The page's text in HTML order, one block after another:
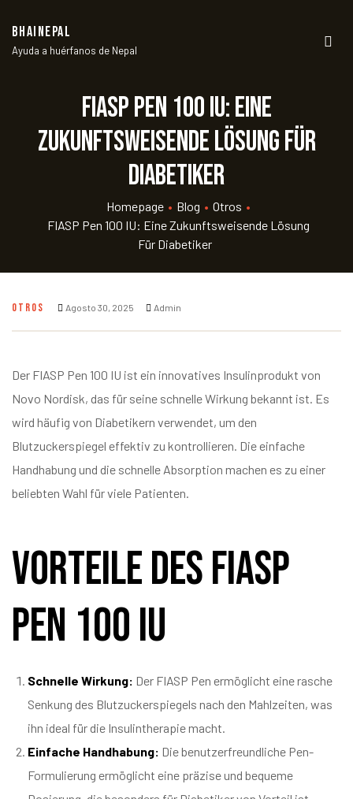
BHAINEPAL
Ayuda a huérfanos de Nepal
FIASP Pen 100 IU: Eine
zukunftsweisende Lösung für
Diabetiker
Homepage • Blog • Otros •
FIASP Pen 100 IU: Eine Zukunftsweisende Lösung
Für Diabetiker
OTROS Agosto 30, 2025 Admin
Der FIASP Pen 100 IU ist ein innovatives Insulinprodukt von
Novo Nordisk, das für seine schnelle Wirkung bekannt ist. Es
wird häufig von Diabetikern verwendet, um den
Blutzuckerspiegel effektiv zu kontrollieren. Die einfache
Handhabung und die schnelle Absorption machen es zu einer
beliebten Wahl für viele Patienten.
Vorteile des FIASP
Pen 100 IU
Schnelle Wirkung: Der FIASP Pen ermöglicht eine rasche
Senkung des Blutzuckerspiegels nach den Mahlzeiten, was
ihn ideal für die Insulintherapie macht.
Einfache Handhabung: Die benutzerfreundliche Pen-
Formulierung ermöglicht eine präzise und bequeme